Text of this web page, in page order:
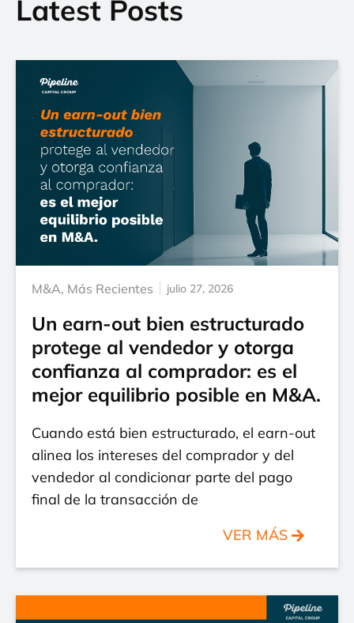
Latest Posts
M&A, Más Recientes julio 27, 2026
Un earn-out bien estructurado
protege al vendedor y otorga
confianza al comprador: es el
mejor equilibrio posible en M&A.
Cuando está bien estructurado, el earn-out
alinea los intereses del comprador y del
vendedor al condicionar parte del pago
final de la transacción de
VER MÁS